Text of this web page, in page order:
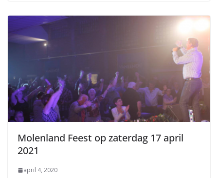
Molenland Feest op zaterdag 17 april
2021
april 4, 2020